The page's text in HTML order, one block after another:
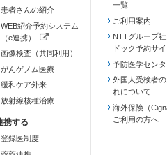
患者さんの紹介
WEB紹介予約システム
（e連携）
（新しいタブで開きます）
画像検査（共同利用）
がんゲノム医療
緩和ケア外来
放射線核種治療
登録医制度
一覧
ご利用案内
NTTグループ
ドック予約サイ
予防医学センタ
外国人受検者の
れについて
海外保険（
ご利用の方へ